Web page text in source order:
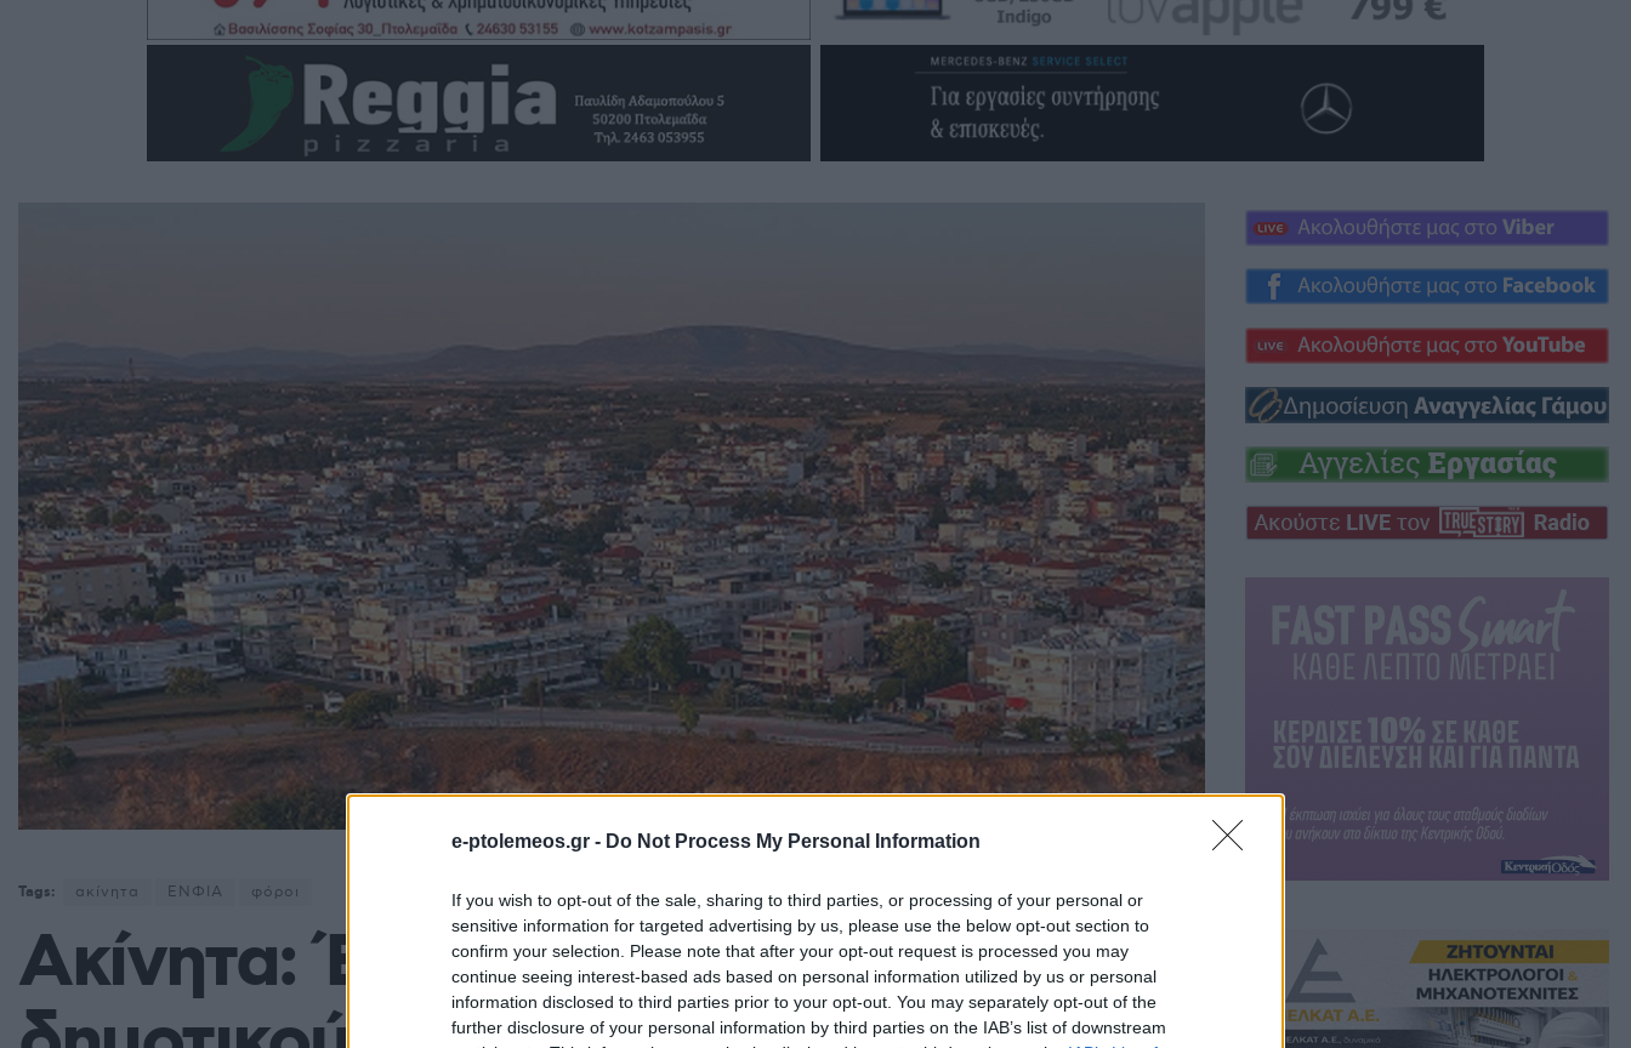
e-ptolemeos.gr - Do Not Process My Personal Information
If you wish to opt-out of the sale, sharing to third parties, or processing of your personal or
sensitive information for targeted advertising by us, please use the below opt-out section to
confirm your selection. Please note that after your opt-out request is processed you may
continue seeing interest-based ads based on personal information utilized by us or personal
information disclosed to third parties prior to your opt-out. You may separately opt-out of the
further disclosure of your personal information by third parties on the IAB’s list of downstream
Tags: ακίνητα ΕΝΦΙΑ φόροι
Ακίνητα: Έρχεται μίνι ΕΝΦΙΑ μέσω